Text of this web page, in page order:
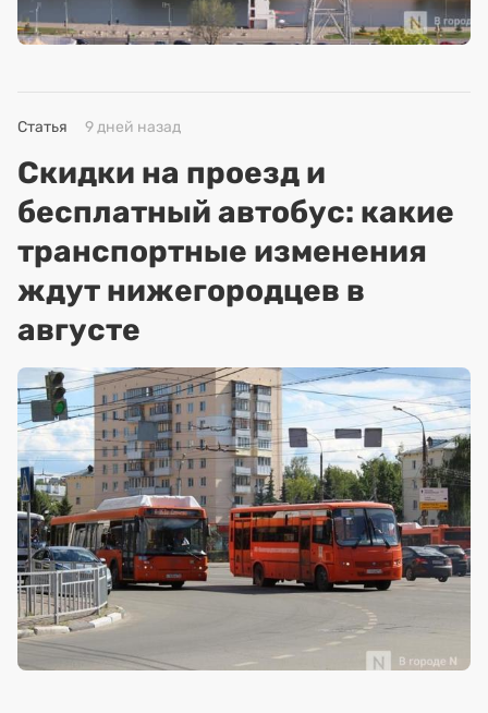
Статья 9 дней назад
Скидки на проезд и
бесплатный автобус: какие
транспортные изменения
ждут нижегородцев в
августе